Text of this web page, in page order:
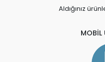
Aldığınız
MOBİL